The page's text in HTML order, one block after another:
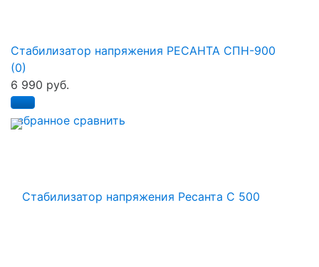
избранное сравнить
Стабилизатор напряжения РЕСАНТА СПН-900
(0)
6 990 руб.